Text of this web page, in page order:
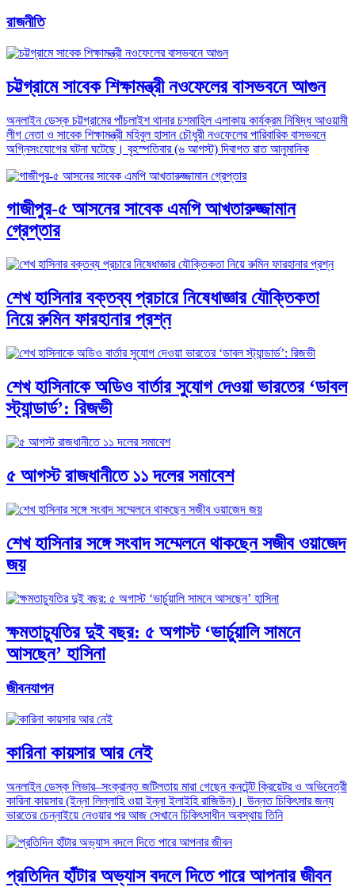
রাজনীতি
চট্টগ্রামে সাবেক শিক্ষামন্ত্রী নওফেলের বাসভবনে আগুন
অনলাইন ডেস্ক চট্টগ্রামের পাঁচলাইশ থানার চশমাহিল এলাকায় কার্যক্রম নিষিদ্ধ আওয়ামী
লীগ নেতা ও সাবেক শিক্ষামন্ত্রী মহিবুল হাসান চৌধুরী নওফেলের পারিবারিক বাসভবনে
অগ্নিসংযোগের ঘটনা ঘটেছে। বৃহস্পতিবার (৬ আগস্ট) দিবাগত রাত আনুমানিক
গাজীপুর-৫ আসনের সাবেক এমপি আখতারুজ্জামান
গ্রেপ্তার
শেখ হাসিনার বক্তব্য প্রচারে নিষেধাজ্ঞার যৌক্তিকতা
নিয়ে রুমিন ফারহানার প্রশ্ন
শেখ হাসিনাকে অডিও বার্তার সুযোগ দেওয়া ভারতের ‘ডাবল
স্ট্যান্ডার্ড’: রিজভী
৫ আগস্ট রাজধানীতে ১১ দলের সমাবেশ
শেখ হাসিনার সঙ্গে সংবাদ সম্মেলনে থাকছেন সজীব ওয়াজেদ
জয়
ক্ষমতাচ্যুতির দুই বছর: ৫ অগাস্ট ‘ভার্চুয়ালি সামনে
আসছেন’ হাসিনা
জীবনযাপন
কারিনা কায়সার আর নেই
অনলাইন ডেস্ক লিভার–সংক্রান্ত জটিলতায় মারা গেছেন কনটেন্ট ক্রিয়েটর ও অভিনেত্রী
কারিনা কায়সার (ইন্না লিল্লাহি ওয়া ইন্না ইলাইহি রাজিউন)। উন্নত চিকিৎসার জন্য
ভারতের চেন্নাইয়ে নেওয়ার পর আজ সেখানে চিকিৎসাধীন অবস্থায় তিনি
প্রতিদিন হাঁটার অভ্যাস বদলে দিতে পারে আপনার জীবন